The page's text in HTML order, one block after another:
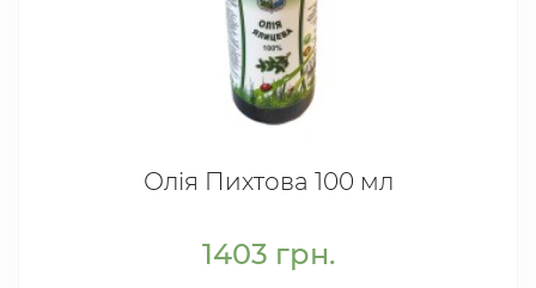
Олія Пихтова 100 мл
1403 грн.